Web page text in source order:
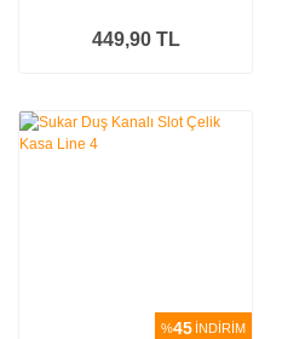
449,90 TL
%45 İNDİRİM